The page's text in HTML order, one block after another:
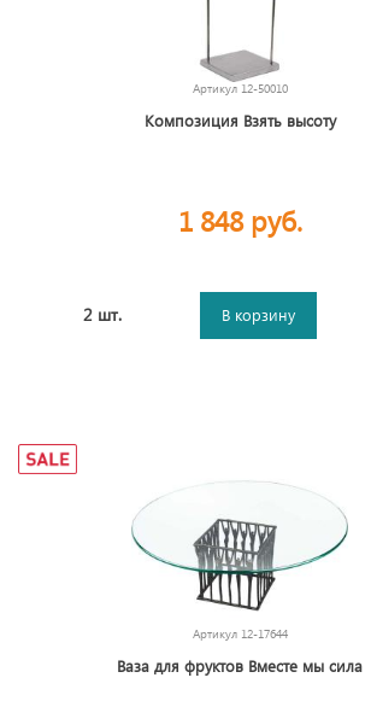
Артикул 12-50010
Композиция Взять высоту
1 848 руб.
2 шт. В корзину
Артикул 12-17644
Ваза для фруктов Вместе мы сила